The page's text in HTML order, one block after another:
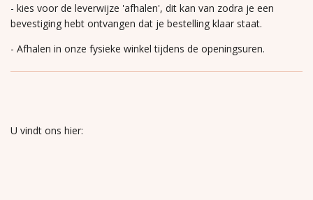
- kies voor de leverwijze 'afhalen', dit kan van zodra je een
bevestiging hebt ontvangen dat je bestelling klaar staat.
- Afhalen in onze fysieke winkel tijdens de openingsuren.
U vindt ons hier: